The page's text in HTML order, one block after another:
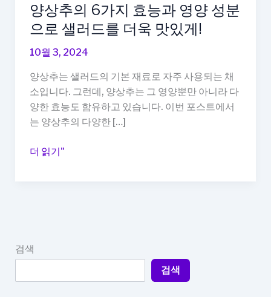
양상추의 6가지 효능과 영양 성분
으로 샐러드를 더욱 맛있게!
10월 3, 2024
양상추는 샐러드의 기본 재료로 자주 사용되는 채
소입니다. 그런데, 양상추는 그 영양뿐만 아니라 다
양한 효능도 함유하고 있습니다. 이번 포스트에서
는 양상추의 다양한 […]
양
효
더 읽기"
검색
검색